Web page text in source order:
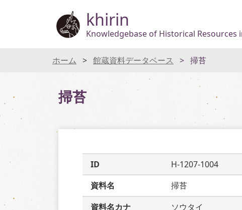
khirin
Knowledgebase of Historical Resources
ホーム 館蔵資料データベース 掃苔
掃苔
ID
H-1207-1004
資料名
掃苔
資料名カナ
ソウタイ